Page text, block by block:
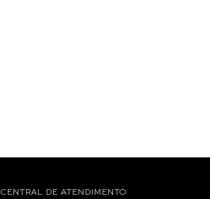
CENTRAL DE ATENDIMENTO